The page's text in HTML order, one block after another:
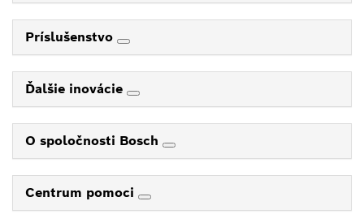
Príslušenstvo
Ďalšie inovácie
O spoločnosti Bosch
Centrum pomoci